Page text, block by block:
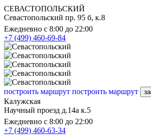
СЕВАСТОПОЛЬСКИЙ
Севастопольский пр. 95 б, к.8
Ежедневно с 8:00 до 22:00
+7 (499) 460-69-84
построить маршрут построить маршрут
Калужская
Научный проезд д.14а к.5
Ежедневно с 8:00 до 22:00
+7 (499) 460-63-34